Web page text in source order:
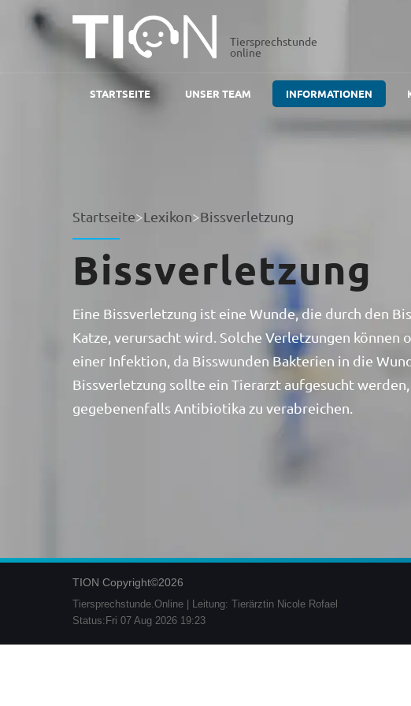
Tiersprechstunde
online
STARTSEITE UNSER TEAM INFORMATIONEN
Startseite>Lexikon>Bissverletzung
Bissverletzung
Eine Bissverletzung ist eine Wunde, die durch den
Katze, verursacht wird. Solche Verletzungen
einer Infektion, da Bisswunden Bakterien in die
Bissverletzung sollte ein Tierarzt aufgesucht
gegebenenfalls Antibiotika zu verabreichen.
TION Copyright©2026
Tiersprechstunde.Online | Leitung: Tierärztin Nicole Rofael
Status:Fri 07 Aug 2026 19:23